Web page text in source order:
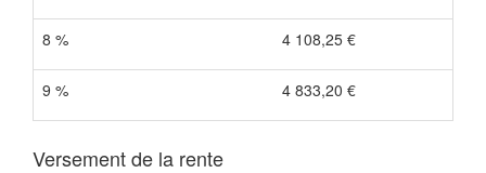
8 % 4 108,25 €
9 % 4 833,20 €
Versement de la rente